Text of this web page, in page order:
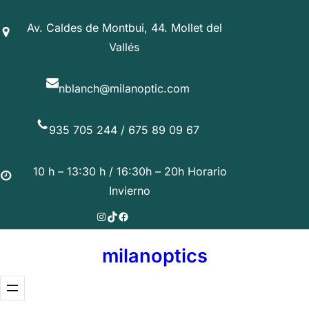
al
Av. Caldes de Montbui, 44. Mollet del
Vallés
nblanch@milanoptic.com
935 705 244 / 675 89 09 67
10 h – 13:30 h / 16:30h – 20h Horario
Invierno
Instagram
TikTok
Facebook
milanoptics